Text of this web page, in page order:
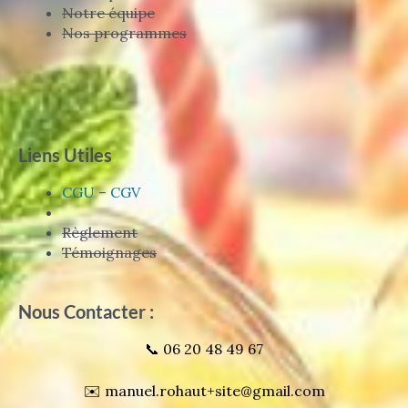
Notre équipe
Nos programmes
Liens Utiles
CGU–CGV
Règlement
Témoignages
Nous Contacter :
📞 06 20 48 49 67
✉️ manuel.rohaut+site@gmail.com